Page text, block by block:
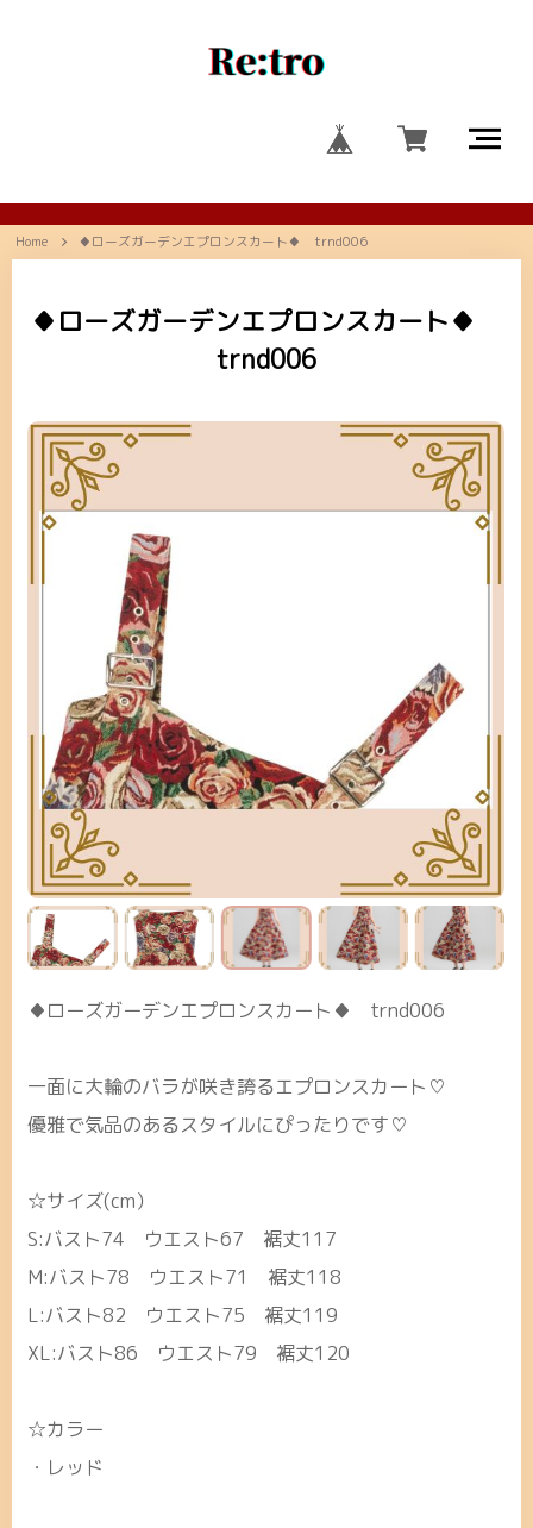
Home ♦ローズガーデンエプロンスカート♦ trnd006
♦ローズガーデンエプロンスカート♦
trnd006
♦ローズガーデンエプロンスカート♦ trnd006
一面に大輪のバラが咲き誇るエプロンスカート♡
優雅で気品のあるスタイルにぴったりです♡
☆サイズ(cm）
S:バスト74 ウエスト67 裾丈117
M:バスト78 ウエスト71 裾丈118
L:バスト82 ウエスト75 裾丈119
XL:バスト86 ウエスト79 裾丈120
☆カラー
・レッド